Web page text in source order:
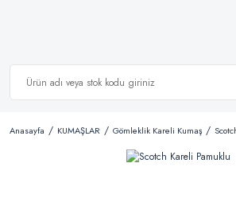
Anasayfa KUMAŞLAR Gömleklik Kareli Kumaş